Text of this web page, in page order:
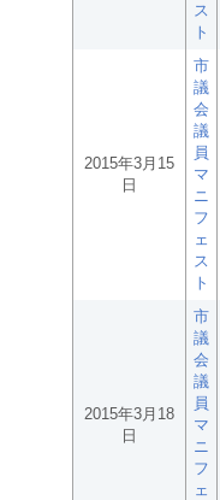
ス
ト
2015年3月15
日
市
議
会
議
員
マ
ニ
フ
ェ
ス
ト
2015年3月18
日
市
議
会
議
員
マ
ニ
フ
ェ